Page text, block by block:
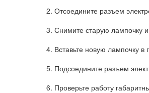
2. Отсоедините разъем
3. Снимите старую лампочку
4. Вставьте новую лампочку в
5. Подсоедините разъем
6. Проверьте работу